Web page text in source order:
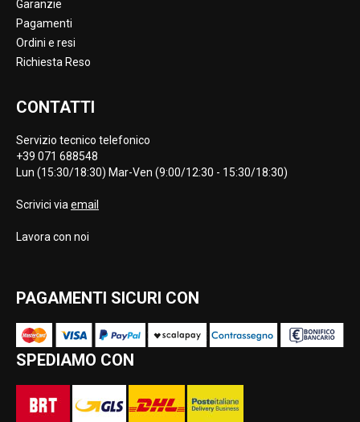
Garanzie
Pagamenti
Ordini e resi
Richiesta Reso
CONTATTI
Servizio tecnico telefonico
+39 071 688548
Lun (15:30/18:30) Mar-Ven (9:00/12:30 - 15:30/18:30)
Scrivici viaemail
Lavora con noi
PAGAMENTI SICURI CON
SPEDIAMO CON